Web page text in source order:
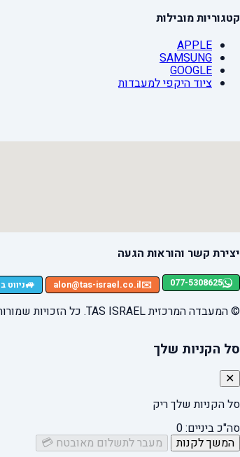
קטגוריות מובילות
APPLE
SAMSUNG
GOOGLE
ציוד היקפי למעבדות
יצירת קשר והוראות הגעה
077-5308625
✉️
alon@tas-israel.co.il
🚙ניווט בWAZE: ביאליק 124, רמת גן
© המעבדה המרכזית TAS ISRAEL. כל הזכויות שמורות.
סל הקניות שלך
✕
סל הקניות שלך ריק
סה"כ ביניים:0
המשך לקנות
מעבר לתשלום מאובטח 💳